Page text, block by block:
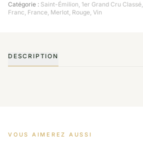
Catégorie : Saint-Émilion, 1er Grand Cru Classé,
Franc, France, Merlot, Rouge, Vin
DESCRIPTION
VOUS AIMEREZ AUSSI